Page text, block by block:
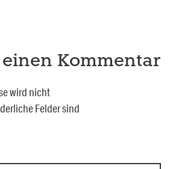
Kommentar
wird nicht
Felder sind